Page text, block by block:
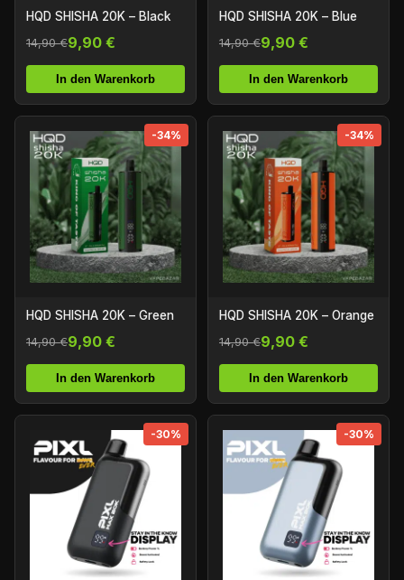
HQD SHISHA 20K – Black
14,90 €9,90 €
In den Warenkorb
HQD SHISHA 20K – Blue
14,90 €9,90 €
In den Warenkorb
-34%
HQD SHISHA 20K – Green
14,90 €9,90 €
In den Warenkorb
-34%
HQD SHISHA 20K – Orange
14,90 €9,90 €
In den Warenkorb
-30% -30%